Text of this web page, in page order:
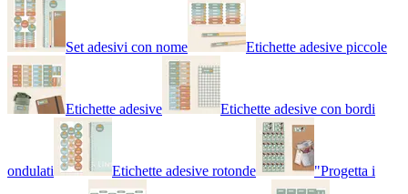
Set adesivi con nome Etichette adesive piccole
Etichette adesive Etichette adesive con bordi
ondulati Etichette adesive rotonde "Progetta i